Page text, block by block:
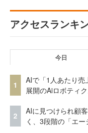
アクセスランキ
今日
1
AIで「1人あたり売
展開のAiロボティ
2
AIに見つけられ顧
く、3段階の「エ